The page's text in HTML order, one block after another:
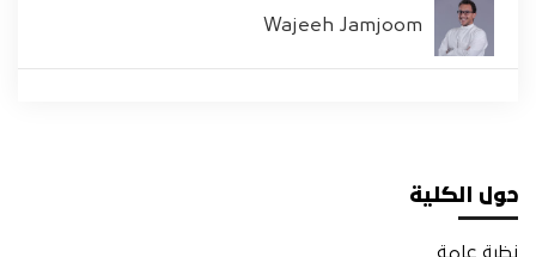
Wajeeh Jamjoom
حول الكلية
نظرة عامة